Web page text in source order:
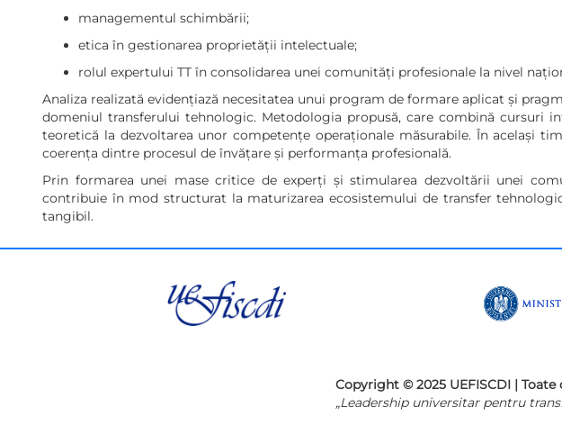
managementul schimbării;
etica în gestionarea proprietății intelectuale;
rolul expertului TT în consolidarea unei comunități profesionale la nivel
Analiza realizată evidențiază necesitatea unui program de formare aplicat și
domeniul transferului tehnologic. Metodologia propusă, care combină cursuri
teoretică la dezvoltarea unor competențe operaționale măsurabile. În același
coerența dintre procesul de învățare și performanța profesională.
Prin formarea unei mase critice de experți și stimularea dezvoltării unei
contribuie în mod structurat la maturizarea ecosistemului de transfer
tangibil.
Copyright © 2025 UEFISCDI |
„Leadership universitar pentru